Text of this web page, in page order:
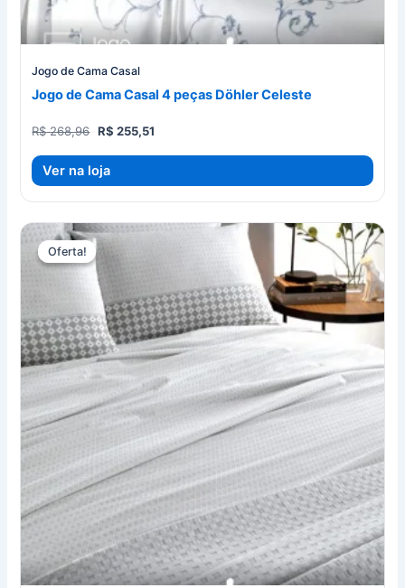
Jogo de Cama Casal
Jogo de Cama Casal 4 peças Döhler Celeste
R$268,96 O
era:
R$ 255,51
Ver na loja
Oferta!
Oferta!